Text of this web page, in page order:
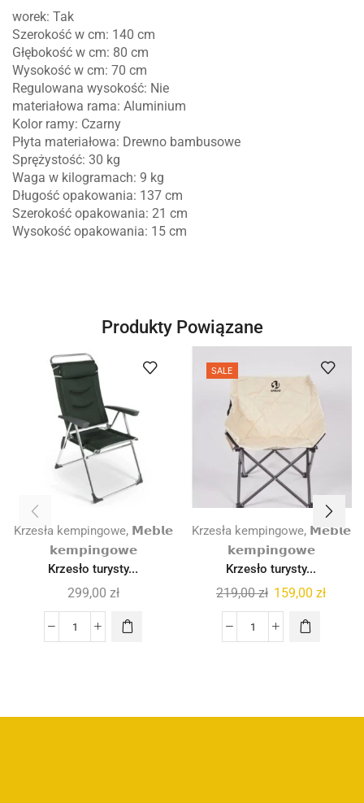
worek: Tak
Szerokość w cm: 140 cm
Głębokość w cm: 80 cm
Wysokość w cm: 70 cm
Regulowana wysokość: Nie
materiałowa rama: Aluminium
Kolor ramy: Czarny
Płyta materiałowa: Drewno bambusowe
Sprężystość: 30 kg
Waga w kilogramach: 9 kg
Długość opakowania: 137 cm
Szerokość opakowania: 21 cm
Wysokość opakowania: 15 cm
Produkty Powiązane
Krzesła kempingowe, 𝗠𝗲𝗯𝗹𝗲
𝗸𝗲𝗺𝗽𝗶𝗻𝗴𝗼𝘄𝗲
Krzesło turysty...
299,00 zł
SALE
Krzesła kempingowe, 𝗠𝗲𝗯𝗹𝗲
𝗸𝗲𝗺𝗽𝗶𝗻𝗴𝗼𝘄𝗲
Krzesło turysty...
219,00zł 159,00 zł